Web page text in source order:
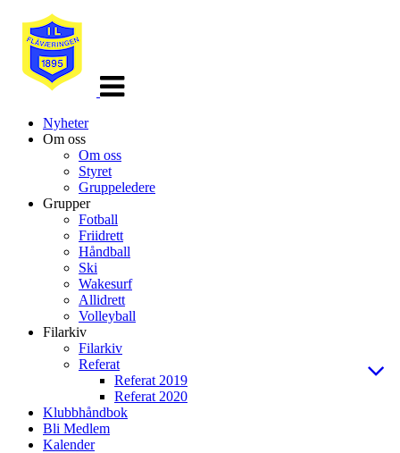
Nyheter
Om oss
Om oss
Styret
Gruppeledere
Grupper
Fotball
Friidrett
Håndball
Ski
Wakesurf
Allidrett
Volleyball
Filarkiv
Filarkiv
Referat
Referat 2019
Referat 2020
Klubbhåndbok
Bli Medlem
Kalender